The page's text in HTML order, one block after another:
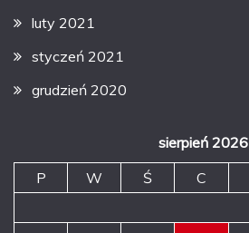
luty 2021
styczeń 2021
grudzień 2020
sierpień 2026
P
W Ś C